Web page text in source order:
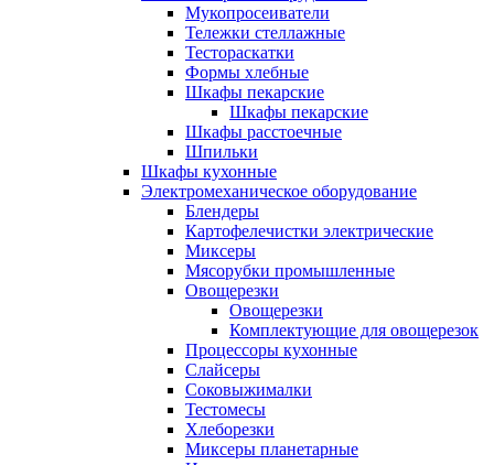
Мукопросеиватели
Тележки стеллажные
Тестораскатки
Формы хлебные
Шкафы пекарские
Шкафы пекарские
Шкафы расстоечные
Шпильки
Шкафы кухонные
Электромеханическое оборудование
Блендеры
Картофелечистки электрические
Миксеры
Мясорубки промышленные
Овощерезки
Овощерезки
Комплектующие для овощерезок
Процессоры кухонные
Слайсеры
Соковыжималки
Тестомесы
Хлеборезки
Миксеры планетарные